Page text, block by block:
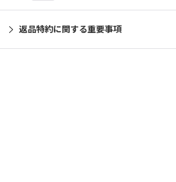
返品特約に関する重要事項